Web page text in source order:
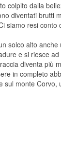
colpito dalla
diventati brutti
siamo resi
solco alto
e si riesce
diventa più
in completo
monte Corvo,